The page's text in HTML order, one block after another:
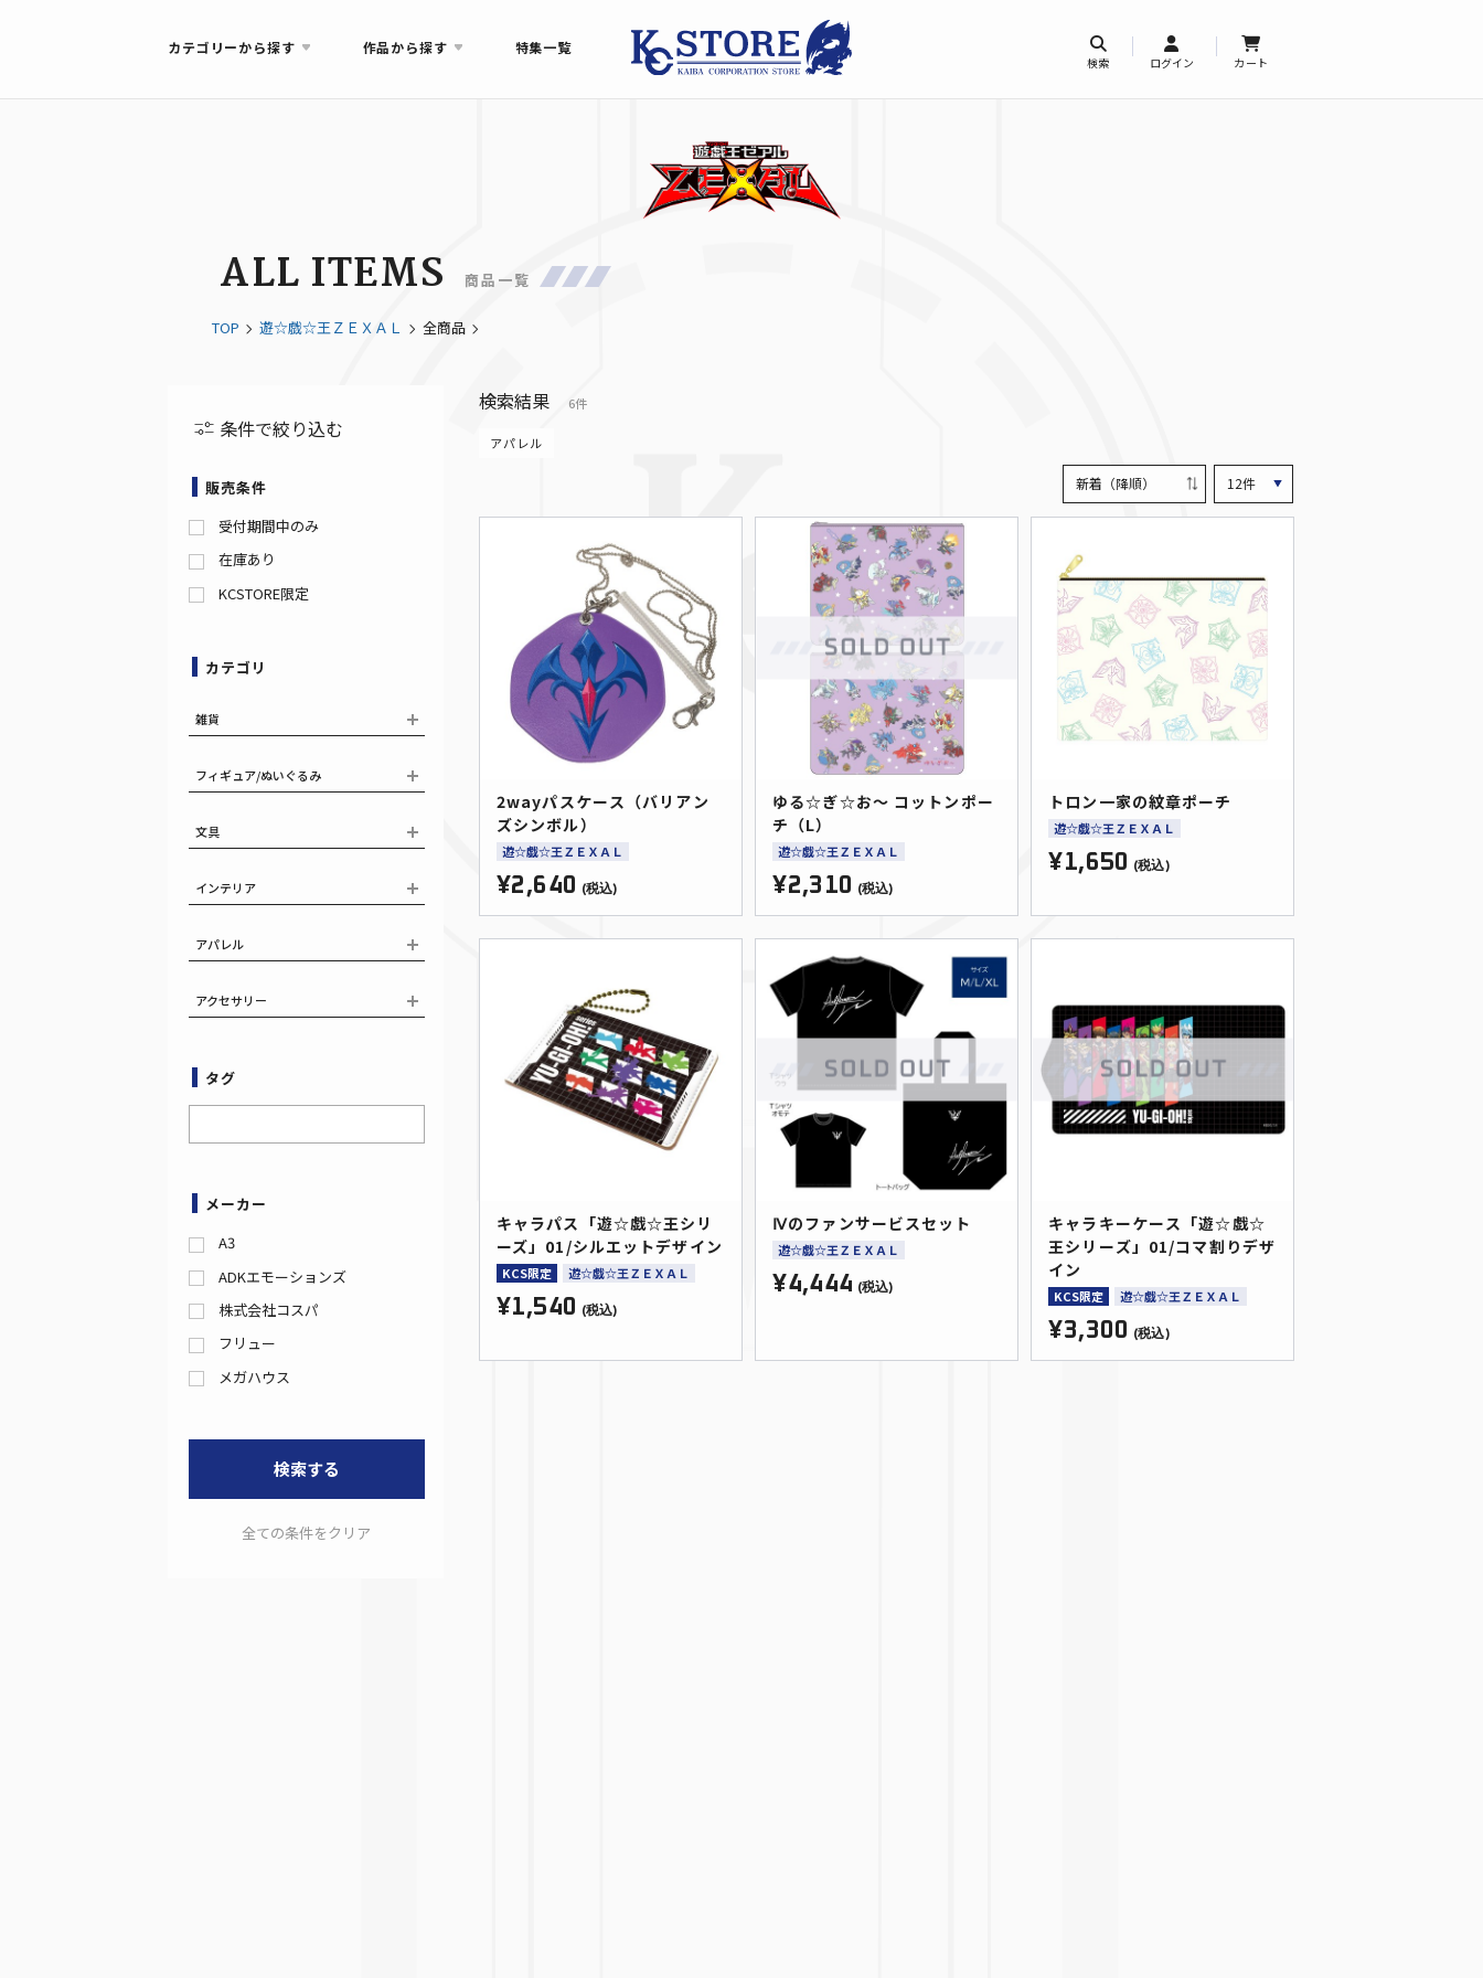
カテゴリーから探す 作品から探す 特集一覧
検索 ログイン カート
ALL ITEMS 商品一覧
TOP 遊☆戯☆王ＺＥＸＡＬ 全商品
条件で絞り込む
販売条件
受付期間中のみ
在庫あり
KCSTORE限定
カテゴリ
雑貨
フィギュア/ぬいぐるみ
文具
インテリア
アパレル
アクセサリー
タグ
メーカー
A3
ADKエモーションズ
株式会社コスパ
フリュー
メガハウス
検索する
全ての条件をクリア
検索結果 6件
アパレル
2wayパスケース（バリアン
ズシンボル）
遊☆戯☆王ＺＥＸＡＬ
¥2,640 (税込)
ゆる☆ぎ☆お～ コットンポー
チ（L）
遊☆戯☆王ＺＥＸＡＬ
¥2,310 (税込)
トロン一家の紋章ポーチ
遊☆戯☆王ＺＥＸＡＬ
¥1,650 (税込)
キャラパス「遊☆戯☆王シリ
ーズ」01/シルエットデザイン
KCS限定 遊☆戯☆王ＺＥＸＡＬ
¥1,540 (税込)
Ⅳのファンサービスセット
遊☆戯☆王ＺＥＸＡＬ
¥4,444 (税込)
キャラキーケース「遊☆戯☆
王シリーズ」01/コマ割りデザ
イン
KCS限定 遊☆戯☆王ＺＥＸＡＬ
¥3,300 (税込)